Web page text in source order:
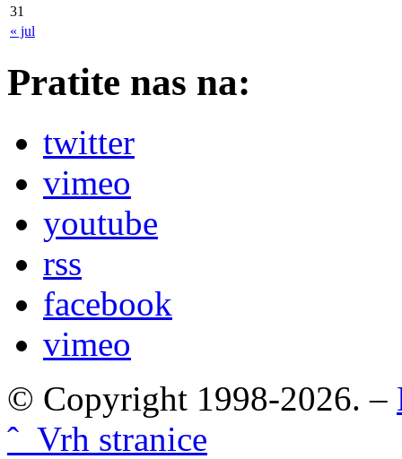
« jul
31
Pratite nas na:
twitter
vimeo
youtube
rss
facebook
vimeo
© Copyright 1998-2026. –
ˆ Vrh stranice